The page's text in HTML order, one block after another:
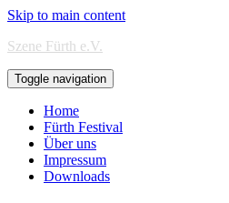
Skip to main content
Szene Fürth e.V.
Toggle navigation
Home
Fürth Festival
Über uns
Impressum
Downloads